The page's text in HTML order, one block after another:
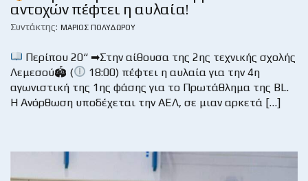
αντοχών πέφτει η αυλαία!
Συντάκτης: ΜΆΡΙΟΣ ΠΟΛΥΔΏΡΟΥ
Περίπου 20“ ➡Στην αίθουσα της 2ης τεχνικής σχολής
Λεμεσού🏟 (
18:00) πέφτει η αυλαία για την 4η
αγωνιστική της 1ης φάσης για το Πρωτάθλημα της BL.
Η Ανόρθωση υποδέχεται την ΑΕΛ, σε μιαν αρκετά […]